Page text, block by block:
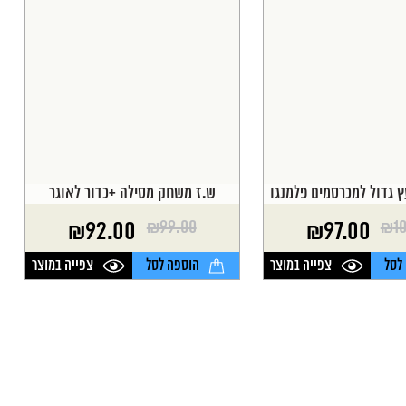
גדול למכרסמים פלמנגו
₪
₪97.00
צפייה במוצר
ש.ז משחק מסילה +כדור לאוגר
₪99.00
המחיר
המקורי
היה:
₪92.00
המחיר
הנוכחי
הוא:
הוספה לסל צפייה במוצר